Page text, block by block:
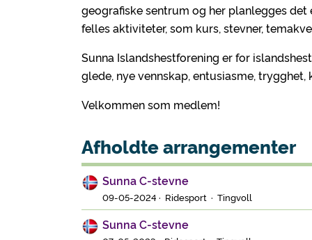
geografiske sentrum og her planlegges
felles aktiviteter, som kurs, stevner,
Sunna Islandshestforening er for
glede, nye vennskap, entusiasme,
Velkommen som medlem!
Afholdte arrangementer
Sunna C-stevne
09-05-2024 · Ridesport · Tingvoll
Sunna C-stevne